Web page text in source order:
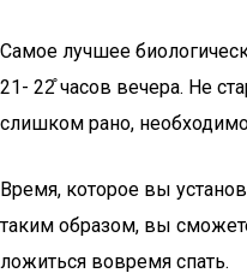
Самое лучшее
21- 22̊ часов вечера. Не
слишком рано,
Время, которое вы
таким образом, вы
ложиться вовремя спать.